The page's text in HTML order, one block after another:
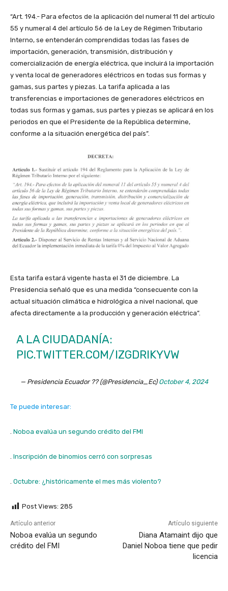
“Art. 194.- Para efectos de la aplicación del numeral 11 del artículo
55 y numeral 4 del artículo 56 de la Ley de Régimen Tributario
Interno, se entenderán comprendidas todas las fases de
importación, generación, transmisión, distribución y
comercialización de energía eléctrica, que incluirá la importación
y venta local de generadores eléctricos en todas sus formas y
gamas, sus partes y piezas. La tarifa aplicada a las
transferencias e importaciones de generadores eléctricos en
todas sus formas y gamas, sus partes y piezas se aplicará en los
periodos en que el Presidente de la República determine,
conforme a la situación energética del país”.
Esta tarifa estará vigente hasta el 31 de diciembre. La
Presidencia señaló que es una medida “consecuente con la
actual situación climática e hidrológica a nivel nacional, que
afecta directamente a la producción y generación eléctrica”.
A LA CIUDADANÍA:
PIC.TWITTER.COM/IZGDRIKYVW
— Presidencia Ecuador ?? (@Presidencia_Ec)October 4, 2024
Te puede interesar:
. Noboa evalúa un segundo crédito del FMI
. Inscripción de binomios cerró con sorpresas
. Octubre: ¿históricamente el mes más violento?
Post Views: 285
Artículo anterior
Noboa evalúa un segundo
crédito del FMI
Artículo siguiente
Diana Atamaint dijo que
Daniel Noboa tiene que pedir
licencia